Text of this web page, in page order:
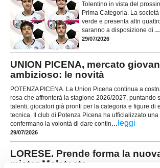
Tolentino in vista del
Prima Categoria. La
verde e presenta altri
saranno a disposizione di ...
29/07/2026
UNION PICENA, mercato
ambizioso: le novità
POTENZA PICENA. La Union Picena continua a
rosa che affronterà la stagione 2026/2027, puntando
talenti, giocatori già pronti per la categoria e figure di
tecnica. Il club di Potenza Picena ha ufficializzato
confermano la volontà di dare contin... leggi
29/07/2026
LORESE. Prende forma la
mister Malatesta